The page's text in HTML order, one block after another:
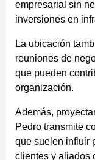
empresarial sin
inversiones en
La ubicación
reuniones de
que pueden
organización.
Además,
Pedro transmite
que suelen influir
clientes y aliados